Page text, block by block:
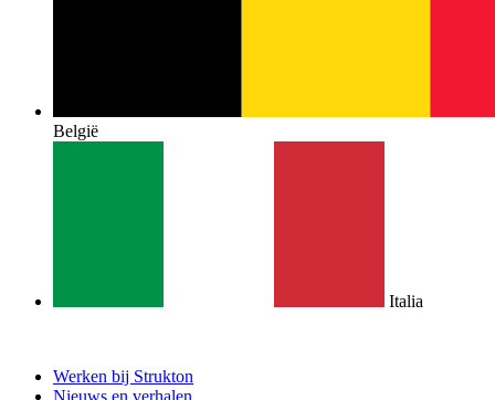
België
Italia
Werken bij Strukton
Nieuws en verhalen